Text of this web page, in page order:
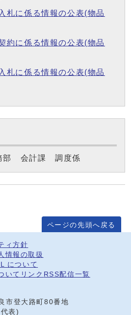
札に係る情報の公表(物品
約に係る情報の公表(物品
札に係る情報の公表(物品
部 会計課 調度係
ページの先頭へ戻る
ィ方針
情報の取扱
について
いて リンク RSS配信一覧
市登大路町80番地
表)